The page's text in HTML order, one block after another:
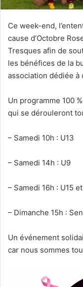
Ce week-end,
cause d’Octobre
Tresques afin de
les bénéfices de la
association dédiée à
Un programme 100
qui se dérouleront
– Samedi 10h : U13
– Samedi 14h : U9
– Samedi 16h : U15
– Dimanche 15h :
Un événement
car nous sommes